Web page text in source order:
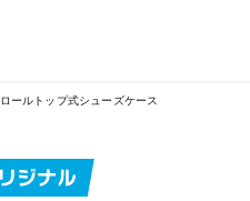
ロールトップ式シューズケース